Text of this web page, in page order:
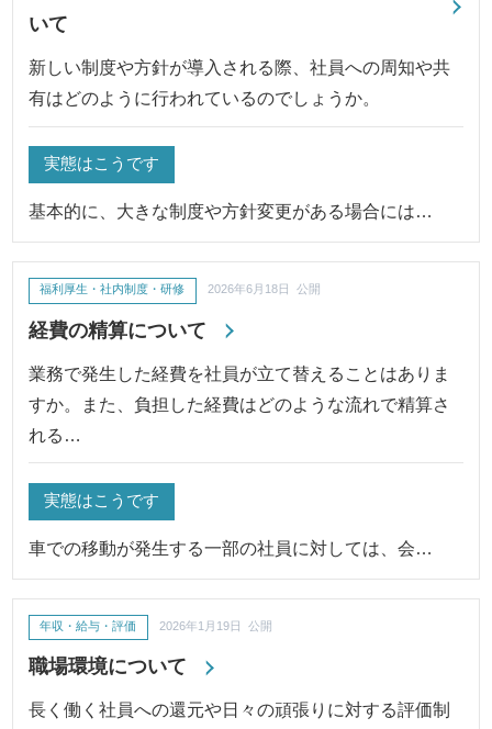
いて
新しい制度や方針が導入される際、社員への周知や共
有はどのように行われているのでしょうか。
実態はこうです
基本的に、大きな制度や方針変更がある場合には…
経費の精算について
福利厚生・社内制度・研修 2026年6月18日 公開
業務で発生した経費を社員が立て替えることはありま
すか。また、負担した経費はどのような流れで精算さ
れる…
実態はこうです
車での移動が発生する一部の社員に対しては、会…
職場環境について
年収・給与・評価 2026年1月19日 公開
長く働く社員への還元や日々の頑張りに対する評価制